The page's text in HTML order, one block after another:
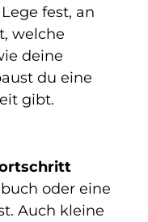
fest, an
welche
deine
du eine
gibt.
oder eine
Auch kleine